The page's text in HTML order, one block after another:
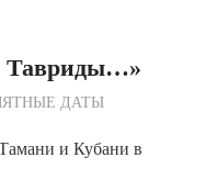
Тавриды…»
ДАТЫ
и Кубани в